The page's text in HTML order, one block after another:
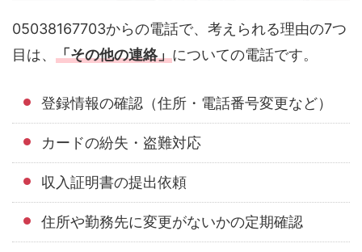
05038167703からの電話で、考えられる理由の7つ
目は、 「その他の連絡」についての電話です。
登録情報の確認（住所・電話番号変更など）
カードの紛失・盗難対応
収入証明書の提出依頼
住所や勤務先に変更がないかの定期確認